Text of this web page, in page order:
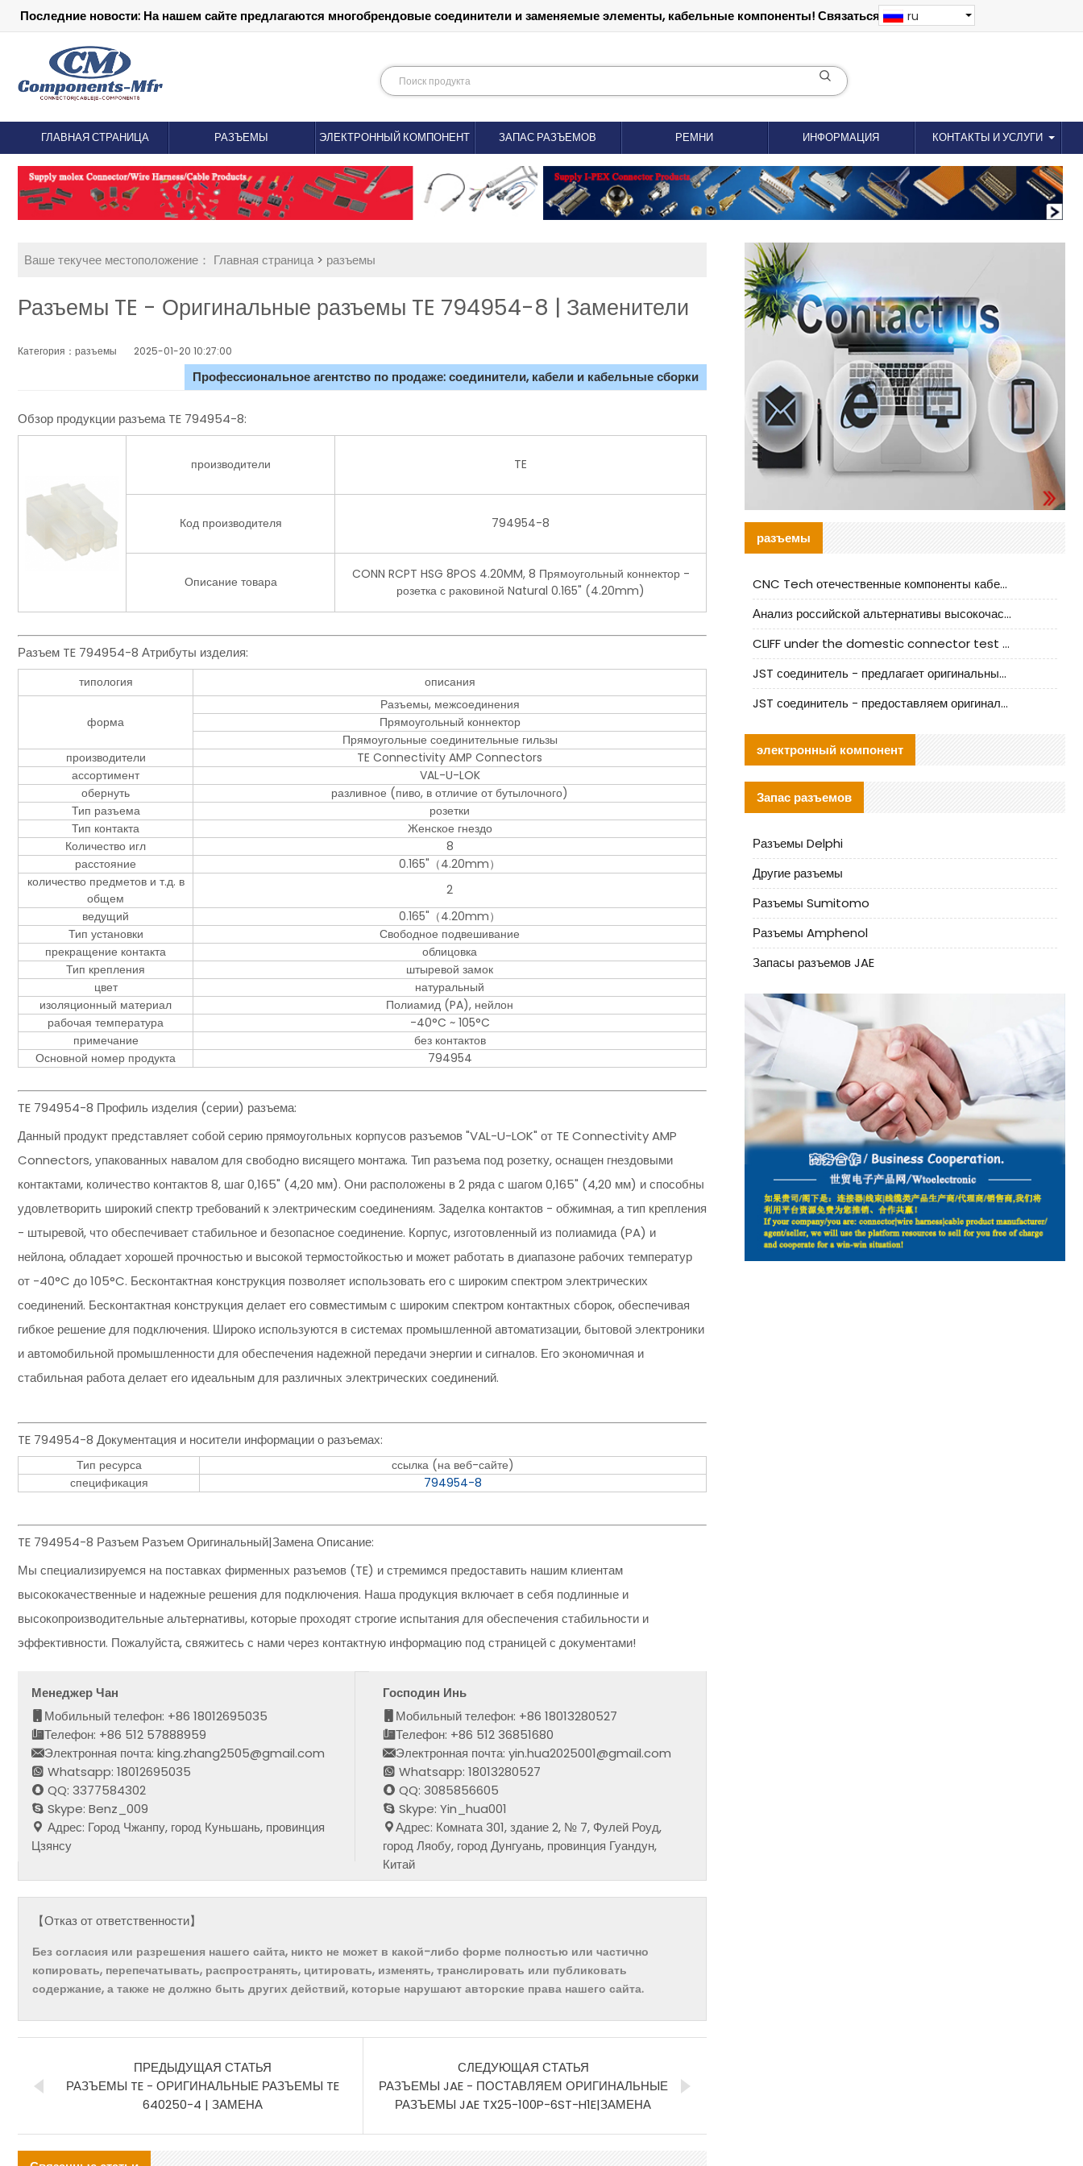
Последние новости: На нашем сайте предлагаются многобрендовые соединители и заменяемые элементы, кабельные компоненты! Связаться: 18012695035
ru
ГЛАВНАЯ СТРАНИЦА РАЗЪЕМЫ ЭЛЕКТРОННЫЙ КОМПОНЕНТ ЗАПАС РАЗЪЕМОВ РЕМНИ ИНФОРМАЦИЯ КОНТАКТЫ И УСЛУГИ
Ваше текучее местоположение： Главная страница> разъемы
Разъемы TE - Оригинальные разъемы TE 794954-8 | Заменители
Категория：разъемы 2025-01-20 10:27:00
Профессиональное агентство по продаже: соединители, кабели и кабельные сборки
Обзор продукции разъема TE 794954-8:
производители TE
Код производителя 794954-8
Описание товара
CONN RCPT HSG 8POS 4.20MM, 8 Прямоугольный коннектор -
розетка с раковиной Natural 0.165" (4.20mm)
Разъем TE 794954-8 Атрибуты изделия:
типология описания
форма
Разъемы, межсоединения
Прямоугольный коннектор
Прямоугольные соединительные гильзы
производители
TE Connectivity AMP Connectors
ассортимент
VAL-U-LOK
обернуть
разливное (пиво, в отличие от бутылочного)
Тип разъема
розетки
Тип контакта
Женское гнездо
Количество игл
8
расстояние
0.165"（4.20mm）
количество предметов и т.д. в
общем
2
ведущий
0.165"（4.20mm）
Тип установки
Свободное подвешивание
прекращение контакта
облицовка
Тип крепления
штыревой замок
цвет
натуральный
изоляционный материал
Полиамид (PA), нейлон
рабочая температура
-40°C ~ 105°C
примечание
без контактов
Основной номер продукта
794954
TE 794954-8 Профиль изделия (серии) разъема:
Данный продукт представляет собой серию прямоугольных корпусов разъемов "VAL-U-LOK" от TE Connectivity AMP
Connectors, упакованных навалом для свободно висящего монтажа. Тип разъема под розетку, оснащен гнездовыми
контактами, количество контактов 8, шаг 0,165" (4,20 мм). Они расположены в 2 ряда с шагом 0,165" (4,20 мм) и способны
удовлетворить широкий спектр требований к электрическим соединениям. Заделка контактов - обжимная, а тип крепления
- штыревой, что обеспечивает стабильное и безопасное соединение. Корпус, изготовленный из полиамида (PA) и
нейлона, обладает хорошей прочностью и высокой термостойкостью и может работать в диапазоне рабочих температур
от -40°C до 105°C. Бесконтактная конструкция позволяет использовать его с широким спектром электрических
соединений. Бесконтактная конструкция делает его совместимым с широким спектром контактных сборок, обеспечивая
гибкое решение для подключения. Широко используются в системах промышленной автоматизации, бытовой электроники
и автомобильной промышленности для обеспечения надежной передачи энергии и сигналов. Его экономичная и
стабильная работа делает его идеальным для различных электрических соединений.
TE 794954-8 Документация и носители информации о разъемах:
Тип ресурса
ссылка (на веб-сайте)
спецификация
794954-8
TE 794954-8 Разъем Разъем Оригинальный|Замена Описание:
Мы специализируемся на поставках фирменных разъемов (TE) и стремимся предоставить нашим клиентам
высококачественные и надежные решения для подключения. Наша продукция включает в себя подлинные и
высокопроизводительные альтернативы, которые проходят строгие испытания для обеспечения стабильности и
эффективности. Пожалуйста, свяжитесь с нами через контактную информацию под страницей с документами!
Менеджер Чан
Мобильный телефон: +86 18012695035
Телефон: +86 512 57888959
Электронная почта: king.zhang2505@gmail.com
Whatsapp: 18012695035
QQ: 3377584302
Skype: Benz_009
Адрес: Город Чжанпу, город Куньшань, провинция
Цзянсу
Господин Инь
Мобильный телефон: +86 18013280527
Телефон: +86 512 36851680
Электронная почта: yin.hua2025001@gmail.com
Whatsapp: 18013280527
QQ: 3085856605
Skype: Yin_hua001
Адрес: Комната 301, здание 2, № 7, Фулей Роуд,
город Ляобу, город Дунгуань, провинция Гуандун,
Китай
【Отказ от ответственности】
Без согласия или разрешения нашего сайта, никто не может в какой-либо форме полностью или частично
копировать, перепечатывать, распространять, цитировать, изменять, транслировать или публиковать
содержание, а также не должно быть других действий, которые нарушают авторские права нашего сайта.
ПРЕДЫДУЩАЯ СТАТЬЯ
РАЗЪЕМЫ TE - ОРИГИНАЛЬНЫЕ РАЗЪЕМЫ TE
640250-4 | ЗАМЕНА
СЛЕДУЮЩАЯ СТАТЬЯ
РАЗЪЕМЫ JAE - ПОСТАВЛЯЕМ ОРИГИНАЛЬНЫЕ
РАЗЪЕМЫ JAE TX25-100P-6ST-H1E|ЗАМЕНА
разъемы
CNC Tech отечественные компоненты кабельной арматуры оценка и руководство по производственному внедрению
Анализ российской альтернативы высокочастотных кабельных колодцев I-PEX
CLIFF under the domestic connector test standard update
JST соединитель - предлагает оригинальные и заменяющие JST NSHR-02V-S соединители
JST соединитель - предоставляем оригинальные JST GHR-09V-S соединители и их аналоги
электронный компонент
Запас разъемов
Разъемы Delphi
Другие разъемы
Разъемы Sumitomo
Разъемы Amphenol
Запасы разъемов JAE